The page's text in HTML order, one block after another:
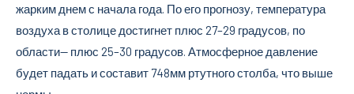
жарким днем с начала года. По его прогнозу, температура
воздуха в столице достигнет плюс 27–29 градусов, по
области— плюс 25–30 градусов. Атмосферное давление
будет падать и составит 748мм ртутного столба, что выше